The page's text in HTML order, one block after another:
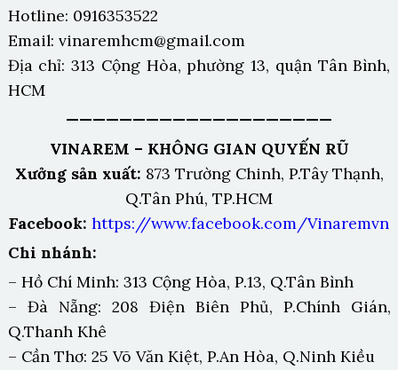
Hotline: 0916353522
Email: vinaremhcm@gmail.com
Địa chỉ: 313 Cộng Hòa, phường 13, quận Tân Bình,
HCM
————————————————————
VINAREM – KHÔNG GIAN QUYẾN RŨ
Xưởng sản xuất: 873 Trường Chinh, P.Tây Thạnh,
Q.Tân Phú, TP.HCM
Facebook: https://www.facebook.com/Vinaremvn
Chi nhánh:
– Hồ Chí Minh: 313 Cộng Hòa, P.13, Q.Tân Bình
– Đà Nẵng: 208 Điện Biên Phủ, P.Chính Gián,
Q.Thanh Khê
– Cần Thơ: 25 Võ Văn Kiệt, P.An Hòa, Q.Ninh Kiều